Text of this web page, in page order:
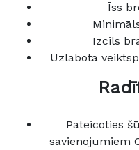
Īss
Izcils
Uzlabota
Pateicoties
savienojumiem